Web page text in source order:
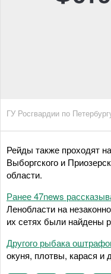
ГУ Росгвардии по
Рейды также проходят
Выборгского и
области.
Ранее 47news
Ленобласти на
их сетях были найдены
Другого рыбака
окуня, плотвы, карася и